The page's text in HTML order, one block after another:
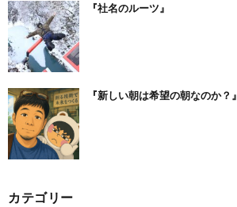
『社名のルーツ』
『新しい朝は希望の朝なのか？』
カテゴリー